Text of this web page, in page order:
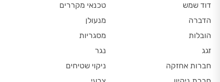
דוד שמש
הדברה
הובלות
זגג
חברות אחזקה
טכנאי מקררים
מנעולן
מסגריות
נגר
ניקוי שטיחים